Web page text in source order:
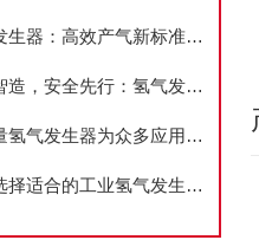
氢气发生器：高效产气新标准，赋能多领域能源需求
氢能智造，安全先行：氢气发生器的工艺进化论
大流量氢气发生器为众多应用场景提供可靠支持
如何选择适合的工业氢气发生器？